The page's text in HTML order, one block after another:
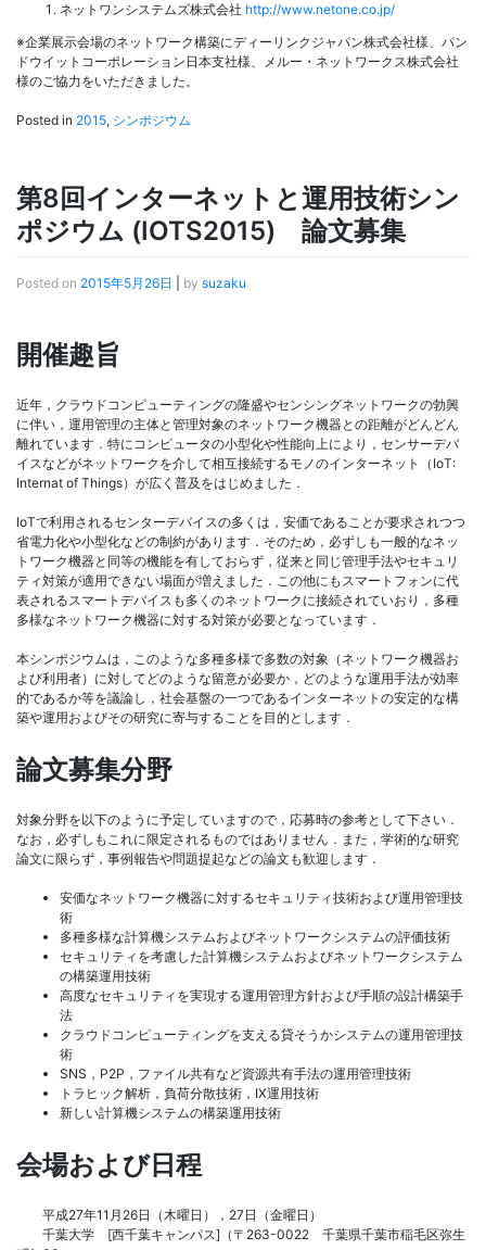
ネットワンシステムズ株式会社 http://www.netone.co.jp/
※企業展示会場のネットワーク構築にディーリンクジャパン株式会社様、パン
ドウイットコーポレーション日本支社様、メルー・ネットワークス株式会社
様のご協力をいただきました。
Posted in 2015, シンポジウム
第8回インターネットと運用技術シン
ポジウム (IOTS2015) 論文募集
Posted on 2015年5月26日 by suzaku
開催趣旨
近年，クラウドコンピューティングの隆盛やセンシングネットワークの勃興
に伴い，運用管理の主体と管理対象のネットワーク機器との距離がどんどん
離れています．特にコンピュータの小型化や性能向上により，センサーデバ
イスなどがネットワークを介して相互接続するモノのインターネット（IoT:
Internat of Things）が広く普及をはじめました．
IoTで利用されるセンターデバイスの多くは，安価であることが要求されつつ
省電力化や小型化などの制約があります．そのため，必ずしも一般的なネッ
トワーク機器と同等の機能を有しておらず，従来と同じ管理手法やセキュリ
ティ対策が適用できない場面が増えました．この他にもスマートフォンに代
表されるスマートデバイスも多くのネットワークに接続されていおり，多種
多様なネットワーク機器に対する対策が必要となっています．
本シンポジウムは，このような多種多様で多数の対象（ネットワーク機器お
よび利用者）に対してどのような留意が必要か，どのような運用手法が効率
的であるか等を議論し，社会基盤の一つであるインターネットの安定的な構
築や運用およびその研究に寄与することを目的とします．
論文募集分野
対象分野を以下のように予定していますので，応募時の参考として下さい．
なお，必ずしもこれに限定されるものではありません．また，学術的な研究
論文に限らず，事例報告や問題提起などの論文も歓迎します．
安価なネットワーク機器に対するセキュリティ技術および運用管理技
術
多種多様な計算機システムおよびネットワークシステムの評価技術
セキュリティを考慮した計算機システムおよびネットワークシステム
の構築運用技術
高度なセキュリティを実現する運用管理方針および手順の設計構築手
法
クラウドコンピューティングを支える貸そうかシステムの運用管理技
術
SNS，P2P，ファイル共有など資源共有手法の運用管理技術
トラヒック解析，負荷分散技術，IX運用技術
新しい計算機システムの構築運用技術
会場および日程
平成27年11月26日（木曜日），27日（金曜日）
千葉大学 [西千葉キャンパス]（〒263-0022 千葉県千葉市稲毛区弥生